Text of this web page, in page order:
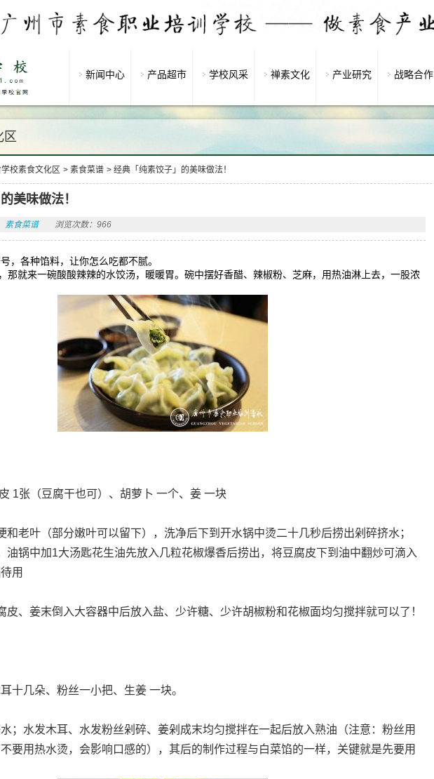
新闻中心 产品超市 学校风采 禅素文化 产业研究 战略合作
区
校素食文化区 > 素食菜谱 > 经典「纯素饺子」的美味做法！
美味做法！
素食菜谱 浏览次数：966
，各种馅料，让你怎么吃都不腻。
那就来一碗酸酸辣辣的水饺汤，暖暖胃。碗中摆好香醋、辣椒粉、芝麻，用热油淋上去，一股浓
1张（豆腐干也可）、胡萝卜 一个、姜 一块
和老叶（部分嫩叶可以留下），洗净后下到开水锅中烫二十几秒后捞出剁碎挤水；
油锅中加1大汤匙花生油先放入几粒花椒爆香后捞出，将豆腐皮下到油中翻炒可滴入
用
皮、姜末倒入大容器中后放入盐、少许糖、少许胡椒粉和花椒面均匀搅拌就可以了！
十几朵、粉丝一小把、生姜 一块。
；水发木耳、水发粉丝剁碎、姜剁成末均匀搅拌在一起后放入熟油（注意：粉丝用
要用热水烫，会影响口感的），其后的制作过程与白菜馅的一样，关键就是先要用